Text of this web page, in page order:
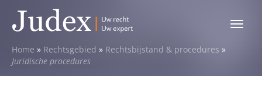
Toggle
Home » Rechtsgebied » Rechtsbijstand & procedures »
Juridische procedures